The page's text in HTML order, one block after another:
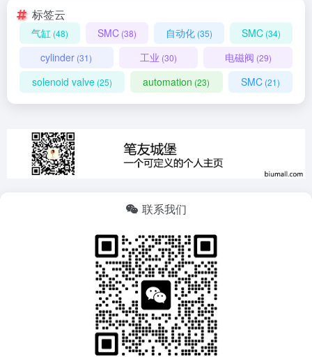
标签云
气缸 (48) SMC (38) 自动化 (35) SMC (34)
cylinder (31) 工业 (30) 电磁阀 (29)
solenoid valve (25) automation (23) SMC(21)
联系我们